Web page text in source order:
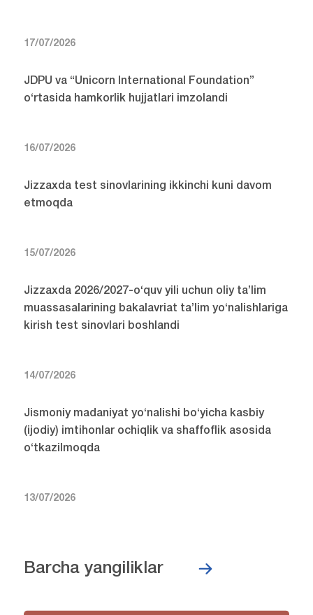
17/07/2026
JDPU va “Unicorn International Foundation”
o‘rtasida hamkorlik hujjatlari imzolandi
16/07/2026
Jizzaxda test sinovlarining ikkinchi kuni davom
etmoqda
15/07/2026
Jizzaxda 2026/2027-o‘quv yili uchun oliy ta’lim
muassasalarining bakalavriat ta’lim yo‘nalishlariga
kirish test sinovlari boshlandi
14/07/2026
Jismoniy madaniyat yo‘nalishi bo‘yicha kasbiy
(ijodiy) imtihonlar ochiqlik va shaffoflik asosida
o‘tkazilmoqda
13/07/2026
Barcha yangiliklar